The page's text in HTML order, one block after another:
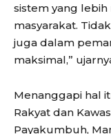
sistem yang
masyarakat.
juga dalam
maksimal,”
Menanggapi hal
Rakyat dan
Payakumbuh,